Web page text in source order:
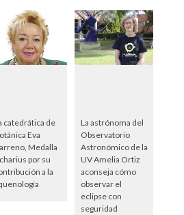
catedrática de
Eva
Medalla
por su
a la
La astrónoma del
Observatorio
Astronómico de la
UV Amelia Ortiz
aconseja cómo
observar el
eclipse con
seguridad